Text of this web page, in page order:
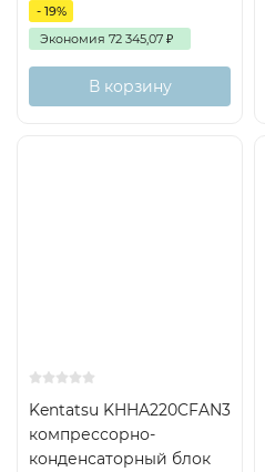
- 19%
Экономия 72 345,07 ₽
В корзину
Kentatsu KHHA220CFAN3
компрессорно-
конденсаторный блок